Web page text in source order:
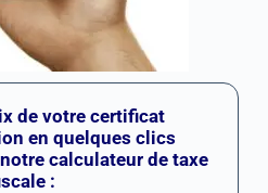
de votre certificat
en quelques clics
calculateur de taxe
: